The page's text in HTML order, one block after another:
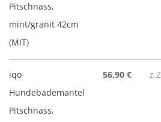
Pitschnass,
mint/granit 42cm
(MIT)
iqo
Hundebademantel
Pitschnass,
56,90 €